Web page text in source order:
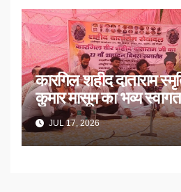
कारगिल शहीद दाताराम
कुमार मासूम का भव्य
का सम्मान
JUL 17, 2026